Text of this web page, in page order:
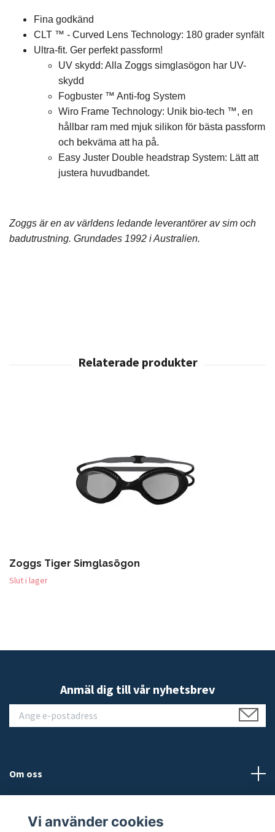
Fina godkänd
CLT ™ - Curved Lens Technology: 180 grader synfält
Ultra-fit. Ger perfekt passform!
UV skydd: Alla Zoggs simglasögon har UV-
skydd
Fogbuster ™ Anti-fog System
Wiro Frame Technology: Unik bio-tech ™, en
hållbar ram med mjuk silikon för bästa passform
och bekväma att ha på.
Easy Juster Double headstrap System: Lätt att
justera huvudbandet.
Zoggs är en av världens ledande leverantörer av sim och
badutrustning. Grundades 1992 i Australien.
Zoggs Tiger Simglasögon
Slut i lager
Anmäl dig till vår nyhetsbrev
Om oss
Vi använder cookies